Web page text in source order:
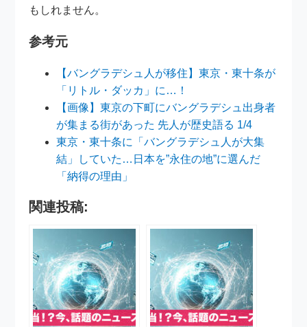
もしれません。
参考元
【バングラデシュ人が移住】東京・東十条が
「リトル・ダッカ」に…！
【画像】東京の下町にバングラデシュ出身者
が集まる街があった 先人が歴史語る 1/4
東京・東十条に「バングラデシュ人が大集
結」していた…日本を”永住の地”に選んだ
「納得の理由」
関連投稿: